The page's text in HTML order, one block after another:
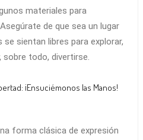
materiales para
de que sea un lugar
se sientan libres para explorar,
sobre todo, divertirse.
¡Ensuciémonos las Manos!
forma clásica de expresión